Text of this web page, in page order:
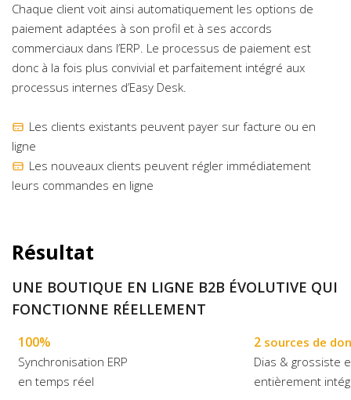
Chaque client voit ainsi automatiquement les options de
paiement adaptées à son profil et à ses accords
commerciaux dans l’ERP. Le processus de paiement est
donc à la fois plus convivial et parfaitement intégré aux
processus internes d’Easy Desk.
Les clients existants peuvent payer sur facture ou en
ligne
Les nouveaux clients peuvent régler immédiatement
leurs commandes en ligne
Résultat
UNE BOUTIQUE EN LIGNE B2B ÉVOLUTIVE QUI
FONCTIONNE RÉELLEMENT
100%
Synchronisation ERP
en temps réel
2 sources de
Dias & grossiste
entièrement